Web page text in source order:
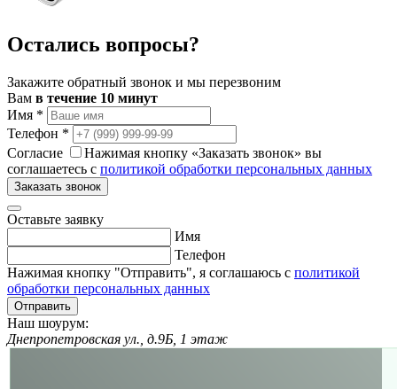
Остались вопросы?
Закажите обратный звонок и мы перезвоним
Вам в течение 10 минут
Имя *
Телефон *
Согласие
Нажимая кнопку «Заказать звонок» вы
соглашаетесь с политикой обработки персональных данных
Заказать звонок
Оставьте заявку
Имя
Телефон
Нажимая кнопку "Отправить", я соглашаюсь с политикой
обработки персональных данных
Отправить
Наш шоурум:
Днепропетровская ул., д.9Б, 1 этаж